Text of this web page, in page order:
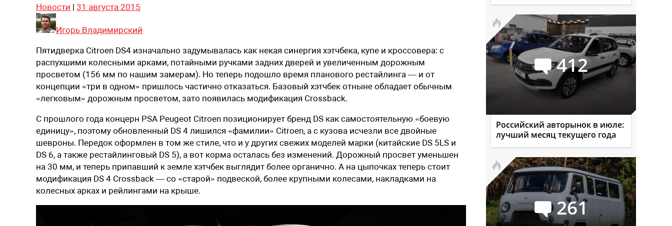
Новости | 31 августа 2015
Игорь Владимирский
Пятидверка Citroen DS4 изначально задумывалась как некая синергия хэтчбека, купе и кроссовера: с
распухшими колесными арками, потайными ручками задних дверей и увеличенным дорожным
просветом (156 мм по нашим замерам). Но теперь подошло время планового рестайлинга — и от
концепции «три в одном» пришлось частично отказаться. Базовый хэтчбек отныне обладает обычным
«легковым» дорожным просветом, зато появилась модификация Crossback.
С прошлого года концерн PSA Peugeot Citroen позиционирует бренд DS как самостоятельную «боевую
единицу», поэтому обновленный DS 4 лишился «фамилии» Citroen, а с кузова исчезли все двойные
шевроны. Передок оформлен в том же стиле, что и у других свежих моделей марки (китайские DS 5LS и
DS 6, а также рестайлинговый DS 5), а вот корма осталась без изменений. Дорожный просвет уменьшен
на 30 мм, и теперь припавший к земле хэтчбек выглядит более органично. А на цыпочках теперь стоит
модификация DS 4 Crossback — со «старой» подвеской, более крупными колесами, накладками на
колесных арках и рейлингами на крыше.
412
Российский авторынок в июле:
лучший месяц текущего года
261